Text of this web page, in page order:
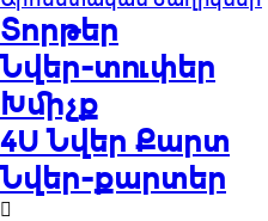
Տորթեր
Նվեր-տուփեր
Խմիչք
4U Նվեր Քարտ
Նվեր-քարտեր